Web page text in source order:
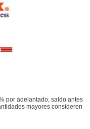
por adelantado, saldo antes
mayores consideren